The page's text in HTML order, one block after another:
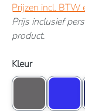
Prijzen incl. BTW
Prijs inclusief
product.
Selecteer
Kleur
Kleuroptie: Grijs